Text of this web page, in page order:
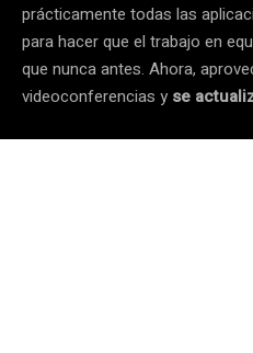
prácticamente todas las
para hacer que el trabajo en
que nunca antes. Ahora,
videoconferencias y se